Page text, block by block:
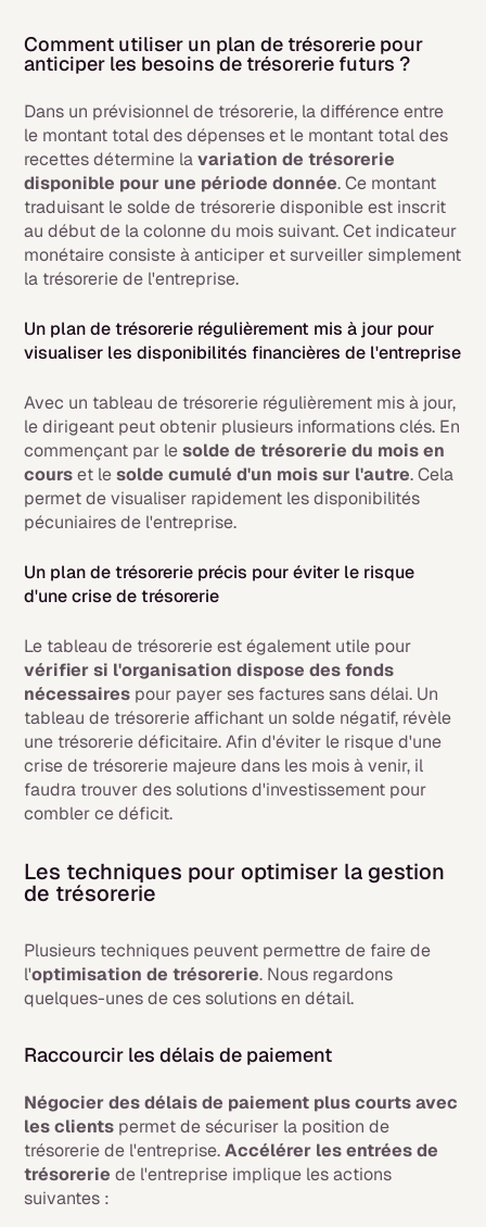
Comment utiliser un plan de trésorerie pour
anticiper les besoins de trésorerie futurs ?
Dans un prévisionnel de trésorerie, la différence entre
le montant total des dépenses et le montant total des
recettes détermine lavariation de trésorerie
disponible pour une période donnée. Ce montant
traduisant le solde de trésorerie disponible est inscrit
au début de la colonne du mois suivant. Cet indicateur
monétaire consiste à anticiper et surveiller simplement
la trésorerie de l'entreprise.
Un plan de trésorerie régulièrement mis à jour pour
visualiser les disponibilités financières de l'entreprise
Avec un tableau de trésorerie régulièrement mis à jour,
le dirigeant peut obtenir plusieurs informations clés. En
commençant par lesolde de trésorerie du mois en
courset lesolde cumulé d'un mois sur l'autre. Cela
permet de visualiser rapidement les disponibilités
pécuniaires de l'entreprise.
Un plan de trésorerie précis pour éviter le risque
d'une crise de trésorerie
Le tableau de trésorerie est également utile pour
vérifier si l'organisation dispose des fonds
nécessaires pour payer ses factures sans délai. Un
tableau de trésorerie affichant un solde négatif, révèle
une trésorerie déficitaire. Afin d'éviter le risque d'une
crise de trésorerie majeure dans les mois à venir, il
faudra trouver des solutions d'investissement pour
combler ce déficit.
Les techniques pour optimiser la gestion
de trésorerie
Plusieurs techniques peuvent permettre de faire de
l'optimisation de trésorerie. Nous regardons
quelques-unes de ces solutions en détail.
Raccourcir les délais de paiement
Négocier des délais de paiement plus courts avec
les clients permet de sécuriser la position de
trésorerie de l'entreprise.Accélérer les entrées de
trésoreriede l'entreprise implique les actions
suivantes :